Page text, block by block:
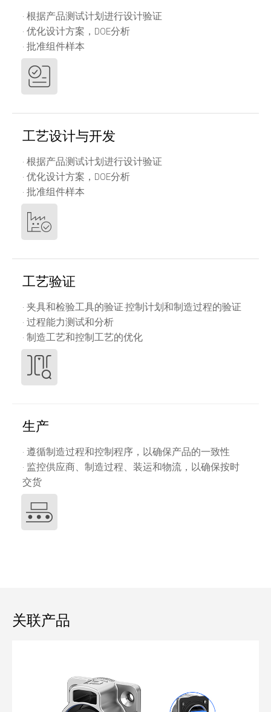
· 根据产品测试计划进行设计验证
· 优化设计方案，DOE分析
· 批准组件样本
工艺设计与开发
· 根据产品测试计划进行设计验证
· 优化设计方案，DOE分析
· 批准组件样本
工艺验证
· 夹具和检验工具的验证·控制计划和制造过程的验证
· 过程能力测试和分析
· 制造工艺和控制工艺的优化
生产
· 遵循制造过程和控制程序，以确保产品的一致性
· 监控供应商、制造过程、装运和物流，以确保按时
交货
关联产品